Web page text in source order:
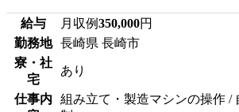
給与 月収例350,000円
勤務地
長崎県 長崎市
寮・社
宅
あり
仕事内
組み立て・製造マシンの操作 /